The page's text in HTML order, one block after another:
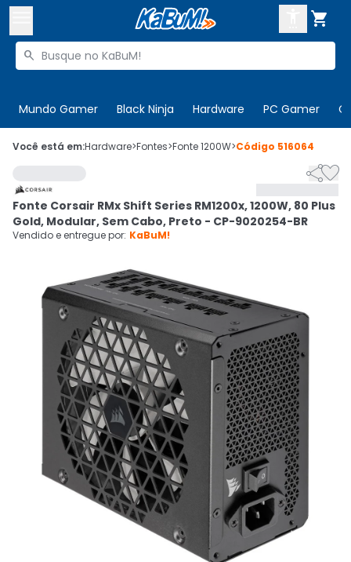

Buscar produtos

Mundo Gamer Black Ninja Hardware PC Gamer
 Olá. Acesse sua conta
Cupons
Ativar tradutor em libras
CADASTRE-SE
Você está em:Hardware>Fontes>Fonte 1200W>Código 516064

Fonte Corsair RMx Shift Series RM1200x, 1200W, 80 Plus
Gold, Modular, Sem Cabo, Preto - CP-9020254-BR
Vendido e entregue por: KaBuM!